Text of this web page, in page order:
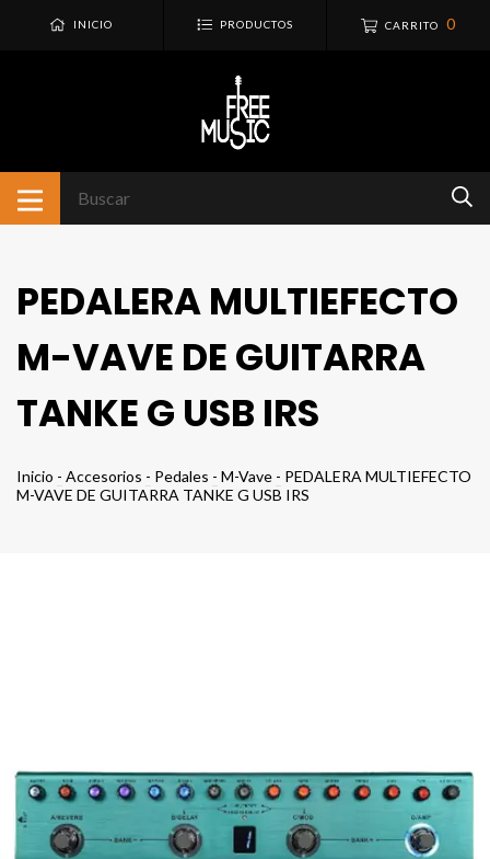
INICIO PRODUCTOS CARRITO 0
PEDALERA MULTIEFECTO
M-VAVE DE GUITARRA
TANKE G USB IRS
Inicio - Accesorios - Pedales - M-Vave - PEDALERA MULTIEFECTO
M-VAVE DE GUITARRA TANKE G USB IRS